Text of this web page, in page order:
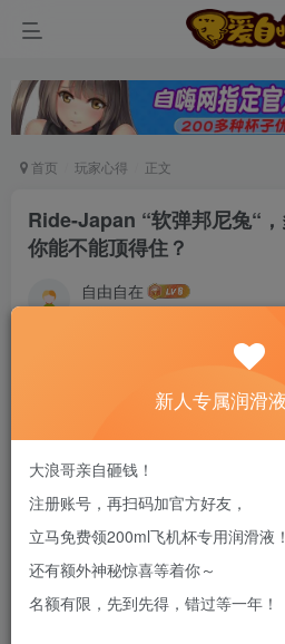
首页 玩家心得 正文
Ride-Japan “软弹邦尼兔“，
你能不能顶得住？
自由自在
6个月前发布
新老司机速来！注册自嗨
送200ml润
↓音量警告↓
今天来评测的是Ride的
新人专属润滑
大浪哥亲自砸钱！
注册账号，再扫码加官方好友，
立马免费领200ml飞机杯专用润滑液！
还有额外神秘惊喜等着你～
名额有限，先到先得，错过等一年！